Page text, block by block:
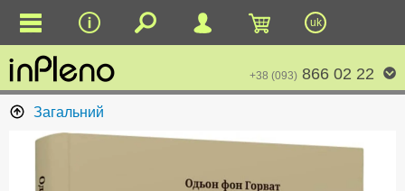
uk
+38 (093) 866 02 22
Загальний